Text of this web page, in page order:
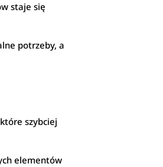
staje się
potrzeby, a
szybciej
elementów